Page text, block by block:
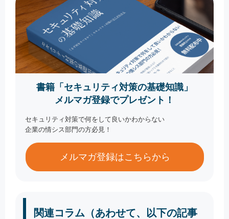
書籍「セキュリティ対策の基礎知識」
メルマガ登録でプレゼント！
セキュリティ対策で何をして良いかわからない
企業の情シス部門の方必見！
メルマガ登録はこちらから
関連コラム（あわせて、以下の記事